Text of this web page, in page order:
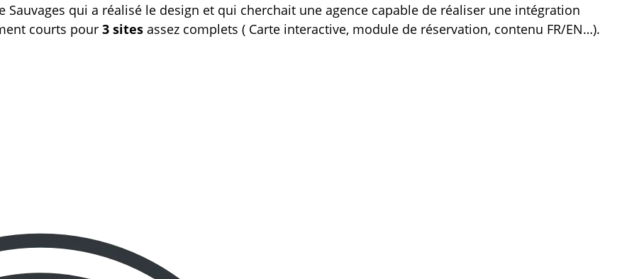
Sauvages qui a réalisé le design et qui cherchait une agence capable de réaliser une intégration
courts pour 3 sites assez complets ( Carte interactive, module de réservation, contenu FR/EN…).